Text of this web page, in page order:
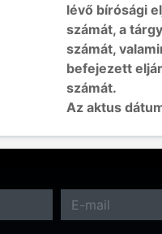
lévő bírósági
számát, a
számát,
befejezett
számát.
Az aktus